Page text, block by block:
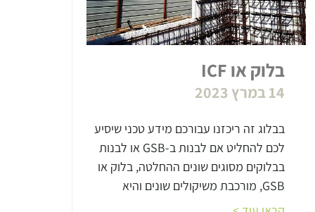
בלוק או ICF
14 במרץ 2023
בבלוג זה ריכזנו עבורכם מידע טכני שיסיע
לכם להחליט אם לבנות ב-GSB או לבנות
בבלוקים מסוגים שונים ההחלטה, בלוק או
GSB, מורכבת משיקולים שונים והיא